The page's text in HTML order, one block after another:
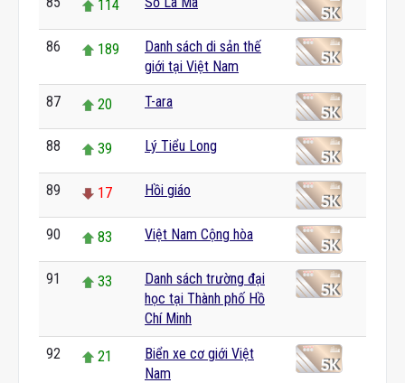
114
86 189
Danh sách di sản thế
giới tại Việt Nam
87 20 T-ara
88 39 Lý Tiểu Long
89 17 Hồi giáo
90 83 Việt Nam Cộng hòa
91 33
Danh sách trường đại
học tại Thành phố Hồ
Chí Minh
92 21
Biển xe cơ giới Việt
Nam